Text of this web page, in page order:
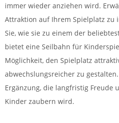
immer wieder anziehen wird.
Attraktion auf Ihrem Spielplatz zu
Sie, wie sie zu einem der
bietet eine Seilbahn für
Möglichkeit, den Spielplatz
abwechslungsreicher zu
Ergänzung, die langfristig Freude
Kinder zaubern wird.